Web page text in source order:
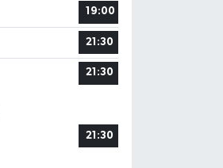
19:00
21:30
21:30
21:30